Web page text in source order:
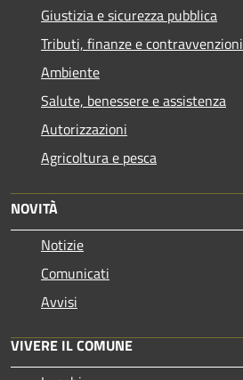
Giustizia e sicurezza pubblica
Tributi, finanze e contravvenzioni
Ambiente
Salute, benessere e assistenza
Autorizzazioni
Agricoltura e pesca
NOVITÀ
Notizie
Comunicati
Avvisi
VIVERE IL COMUNE